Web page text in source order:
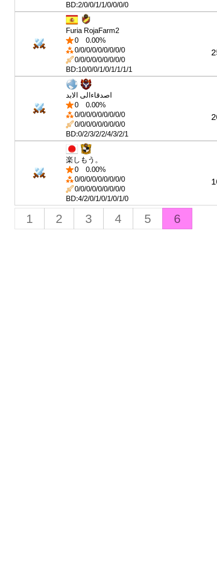
BD:2/0/0/1/1/0/0/0/0
Furia RojaFarm2
0
0.00%
0/0/0/0/0/0/0/0/0
0/0/0/0/0/0/0/0/0
BD:10/0/0/1/0/1/1/1/1
اصدقاءالى الابد
0
0.00%
0/0/0/0/0/0/0/0/0
0/0/0/0/0/0/0/0/0
BD:0/2/3/2/2/4/3/2/1
楽しもう。
0
0.00%
0/0/0/0/0/0/0/0/0
0/0/0/0/0/0/0/0/0
BD:4/2/0/1/0/1/0/1/0
1 2 3 4 5 6